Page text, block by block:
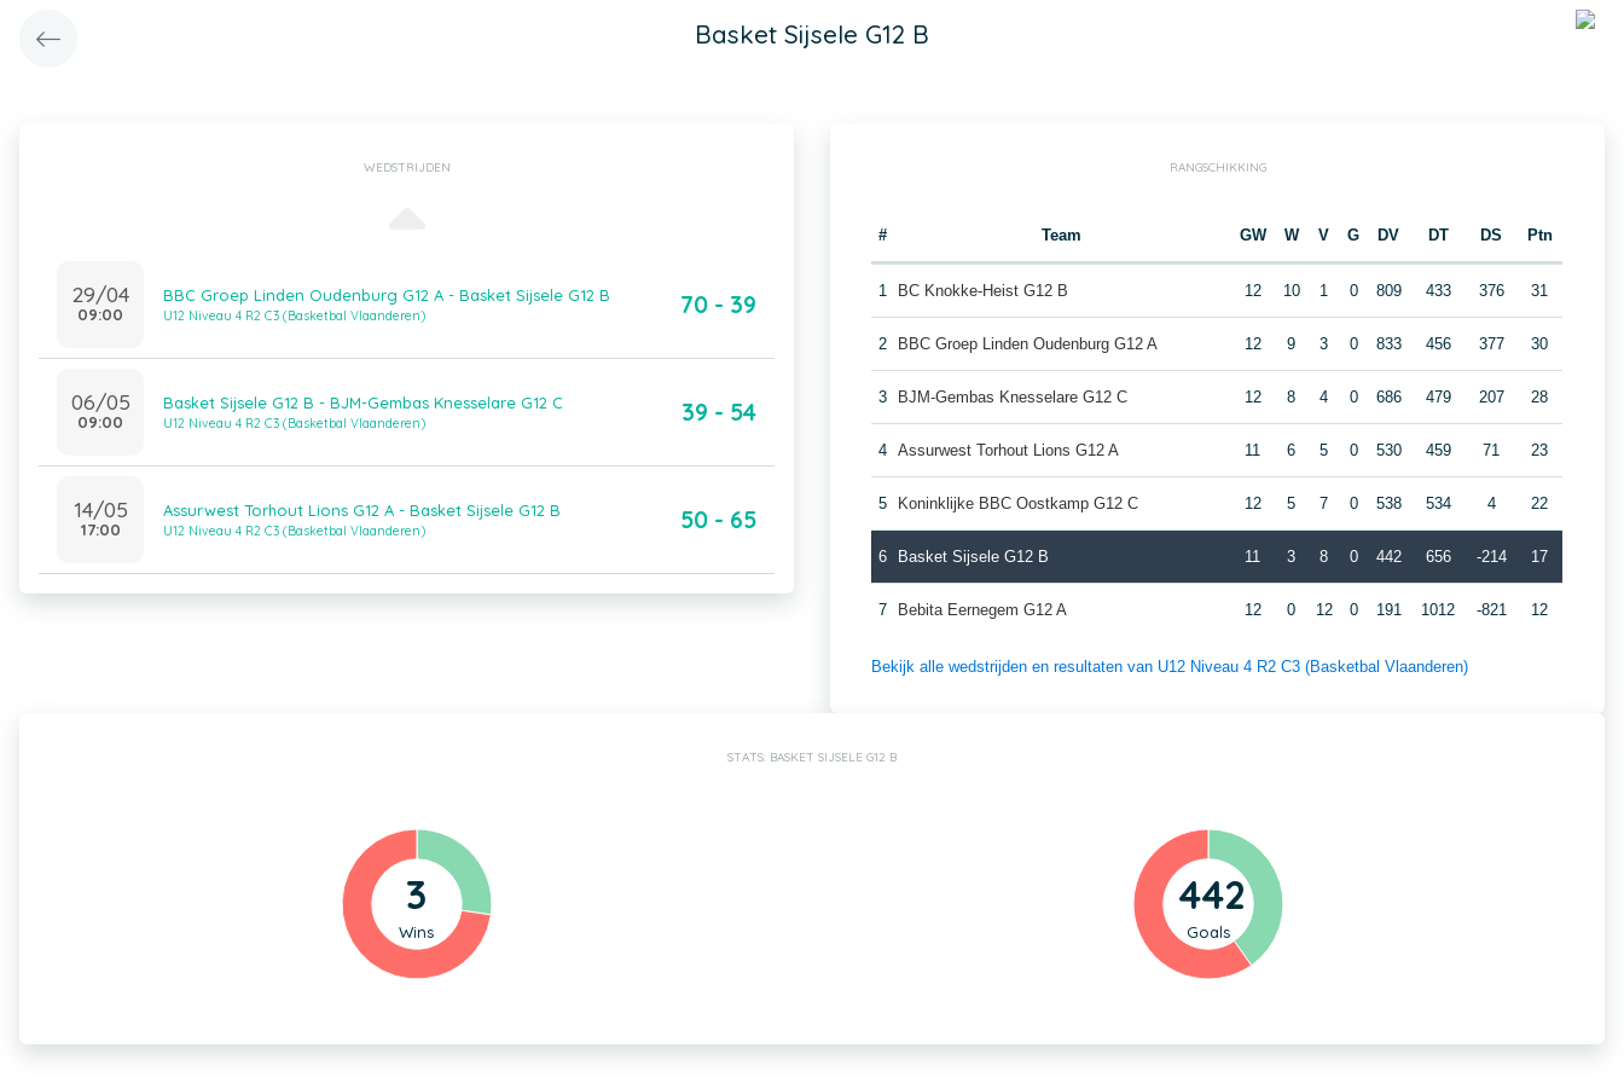
Basket Sijsele G12 B
WEDSTRIJDEN
29/04
09:00
BBC Groep Linden Oudenburg G12 A - Basket Sijsele G12 B
U12 Niveau 4 R2 C3 (Basketbal Vlaanderen) 70 - 39
06/05
09:00
Basket Sijsele G12 B - BJM-Gembas Knesselare G12 C
U12 Niveau 4 R2 C3 (Basketbal Vlaanderen) 39 - 54
14/05
17:00
Assurwest Torhout Lions G12 A - Basket Sijsele G12 B
U12 Niveau 4 R2 C3 (Basketbal Vlaanderen) 50 - 65
RANGSCHIKKING
# Team GW W V G DV DT DS Ptn
1 BC Knokke-Heist G12 B 12 10 1 0 809 433 376 31
2 BBC Groep Linden Oudenburg G12 A 12 9 3 0 833 456 377 30
3 BJM-Gembas Knesselare G12 C 12 8 4 0 686 479 207 28
4 Assurwest Torhout Lions G12 A 11 6 5 0 530 459 71 23
5 Koninklijke BBC Oostkamp G12 C 12 5 7 0 538 534 4 22
6 Basket Sijsele G12 B 11 3 8 0 442 656 -214 17
7 Bebita Eernegem G12 A 12 0 12 0 191 1012 -821 12
Bekijk alle wedstrijden en resultaten van U12 Niveau 4 R2 C3 (Basketbal Vlaanderen)
STATS: BASKET SIJSELE G12 B
3
Wins
442
Goals